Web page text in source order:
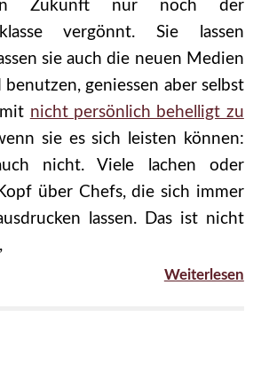
Zukunft nur noch der
vergönnt. Sie lassen
sie auch die neuen Medien
geniessen aber selbst
nicht persönlich behelligt zu
sie es sich leisten können:
nicht. Viele lachen oder
über Chefs, die sich immer
lassen. Das ist nicht
Weiterlesen